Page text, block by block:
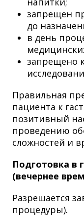
запрещен
до
в день
запрещено
Правильная
пациента к
позитивный
проведению
сложностей и
Подготовка в
(вечернее
Разрешается
процедуры).